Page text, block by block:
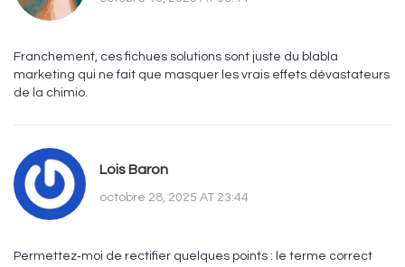
Franchement, ces fichues solutions sont juste du blabla
marketing qui ne fait que masquer les vrais effets dévastateurs
de la chimio.
Lois Baron
octobre 28, 2025 AT 23:44
Permettez‑moi de rectifier quelques points : le terme correct